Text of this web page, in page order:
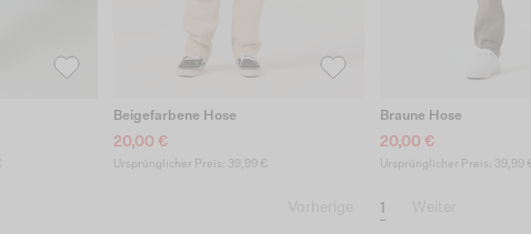
Beigefarbene Hose
20,00 €
Ursprünglicher Preis: 39,99 €
Braune Hose
20,00 €
Ursprünglicher Preis: 39,99 €
1